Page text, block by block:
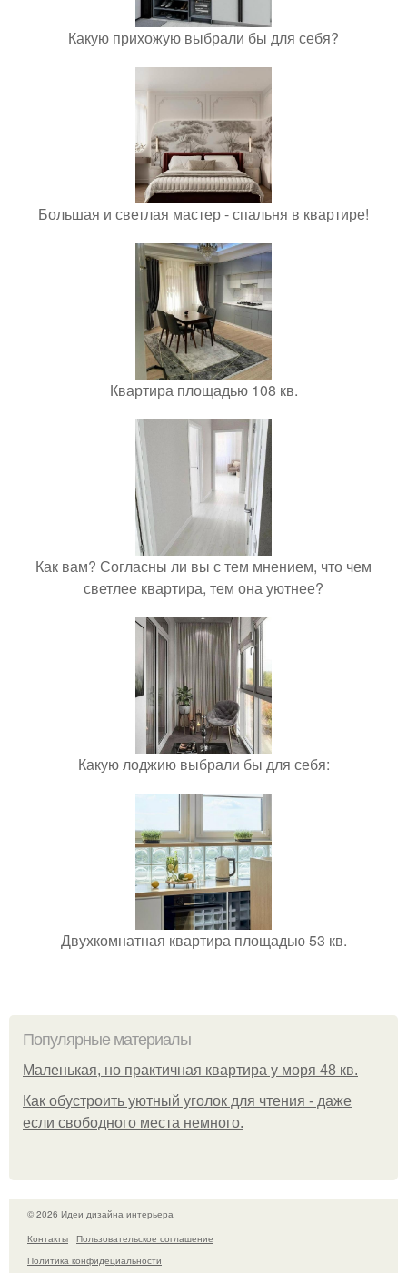
Какую прихожую выбрали бы для себя?
Большая и светлая мастер - спальня в квартире!
Квартира площадью 108 кв.
Как вам? Согласны ли вы с тем мнением, что чем
светлее квартира, тем она уютнее?
Какую лоджию выбрали бы для себя:
Двухкомнатная квартира площадью 53 кв.
Популярные материалы
Маленькая, но практичная квартира у моря 48 кв.
Как обустроить уютный уголок для чтения - даже
если свободного места немного.
© 2026 Идеи дизайна интерьера
Контакты
Пользовательское соглашение
Политика конфидециальности